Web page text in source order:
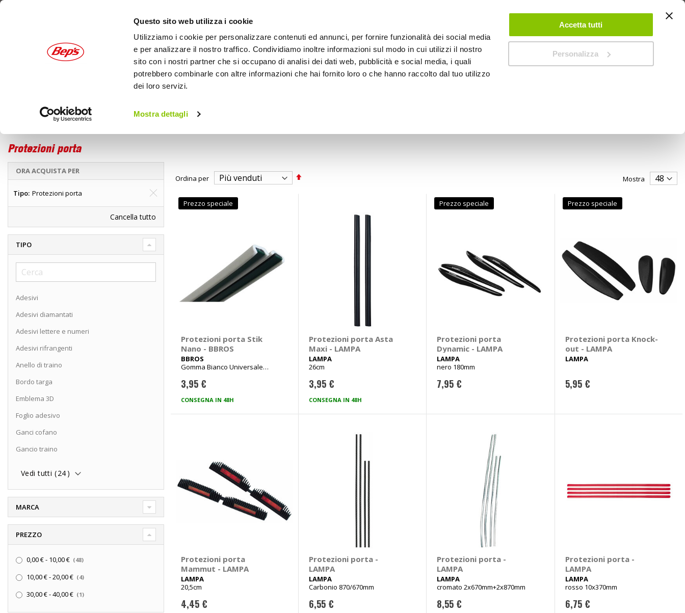
Questo sito web utilizza i cookie
Utilizziamo i cookie per personalizzare contenuti ed annunci, per fornire funzionalità dei social media
e per analizzare il nostro traffico. Condividiamo inoltre informazioni sul modo in cui utilizzi il nostro
sito con i nostri partner che si occupano di analisi dei dati web, pubblicità e social media, i quali
potrebbero combinarle con altre informazioni che hai fornito loro o che hanno raccolto dal tuo utilizzo
dei loro servizi.
Mostra dettagli
Accetta tutti
Personalizza
CONTATTACI NEGOZI IL MIO NEGOZIO
Protezioni porta
Ordina per
Imposta
Mostra
Prezzo speciale
Protezioni porta Stik
Nano - BBROS
BBROS
Gomma Bianco Universale
3,95 €
CONSEGNA IN 48H
Protezioni porta Asta
Maxi - LAMPA
LAMPA
26cm
3,95 €
CONSEGNA IN 48H
Prezzo speciale
Protezioni porta
Dynamic - LAMPA
LAMPA
nero 180mm
7,95 €
Prezzo speciale
Protezioni porta Knock-
out - LAMPA
LAMPA
5,95 €
Protezioni porta
Mammut - LAMPA
LAMPA
20,5cm
4,45 €
Protezioni porta -
LAMPA
LAMPA
Carbonio 870/670mm
6,55 €
Protezioni porta -
LAMPA
LAMPA
cromato 2x670mm+2x870mm
8,55 €
Protezioni porta -
LAMPA
LAMPA
rosso 10x370mm
6,75 €
ORA ACQUISTA PER
Tipo Protezioni porta
Cancella tutto
TIPO
Adesivi
Adesivi diamantati
Adesivi lettere e numeri
Adesivi rifrangenti
Anello di traino
Bordo targa
Emblema 3D
Foglio adesivo
Ganci cofano
Gancio traino
Vedi tutti (24 )
MARCA
PREZZO
0,00 €- 10,00 € 48
10,00 €-20,00 € 4
30,00 €-40,00 € 1